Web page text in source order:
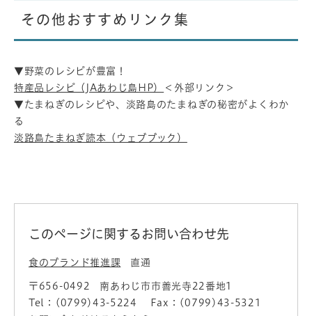
その他おすすめリンク集
▼野菜のレシピが豊富！
特産品レシピ（JAあわじ島HP）
＜外部リンク＞
▼たまねぎのレシピや、淡路島のたまねぎの秘密がよくわか
る
淡路島たまねぎ読本（ウェブブック）
このページに関するお問い合わせ先
食のブランド推進課 直通
〒656-0492
南あわじ市市善光寺22番地1
Tel：(0799)43-5224
Fax：(0799)43-5321